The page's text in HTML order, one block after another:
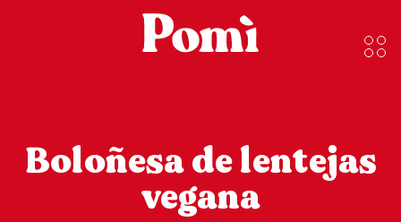
Boloñesa de lentejas
vegana